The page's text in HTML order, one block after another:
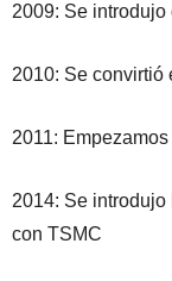
2009: Se
2010: Se convirtió
2011:
2014: Se
con TSMC